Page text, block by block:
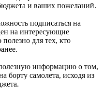
и ваших пожеланий.
подписаться на
на интересующие
для тех, кто
информацию о том,
борту самолета, исходя из